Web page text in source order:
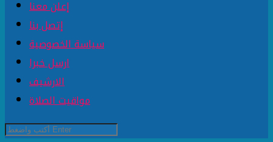
إعلن معنا
إتصل بنا
سياسة الخصوصية
ارسل خبرا
الارشيف
مواقيت الصلاة